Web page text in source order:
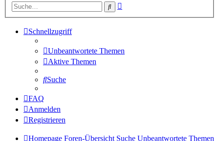
Suche
Schnellzugriff
Unbeantwortete Themen
Aktive Themen
Suche
FAQ
Anmelden
Registrieren
Homepage Foren-Übersicht Suche Unbeantwortete Themen